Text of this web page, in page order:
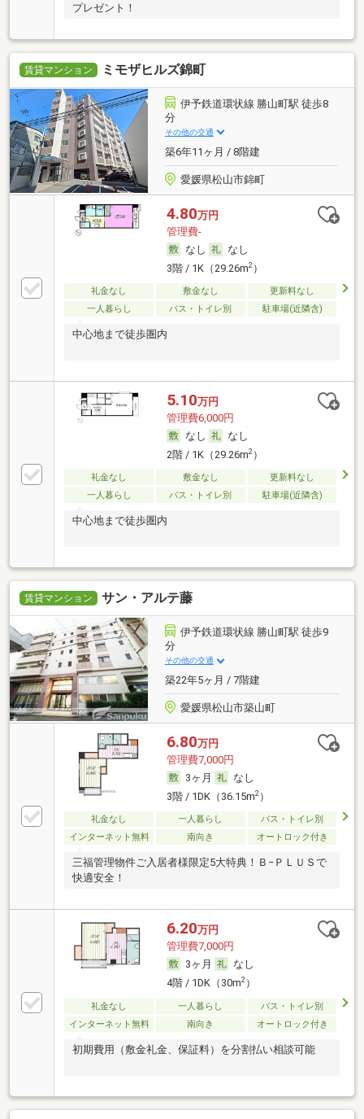
プレゼント！
賃貸マンション ミモザヒルズ錦町
伊予鉄道環状線 勝山町駅 徒歩8
分
その他の交通
築6年11ヶ月 / 8階建
愛媛県松山市錦町
4.80万円
管理費-
なし
なし
3階 / 1K（29.26m2）
礼金なし 敷金なし
更新料なし
一人暮らし
バス・トイレ別 駐車場(近隣含)
中心地まで徒歩圏内
5.10万円
管理費6,000円
なし
なし
2階 / 1K（29.26m2）
礼金なし 敷金なし
更新料なし
一人暮らし
バス・トイレ別 駐車場(近隣含)
中心地まで徒歩圏内
賃貸マンション サン・アルテ藤
伊予鉄道環状線 勝山町駅 徒歩9
分
その他の交通
築22年5ヶ月 / 7階建
愛媛県松山市築山町
6.80万円
管理費7,000円
3ヶ月
なし
3階 / 1DK（36.15m2）
礼金なし 一人暮らし
バス・トイレ別
インターネット無料
南向き オートロック付き
三福管理物件ご入居者様限定5大特典！Ｂ−ＰＬＵＳで
快適安全！
6.20万円
管理費7,000円
3ヶ月
なし
4階 / 1DK（30m2）
礼金なし 一人暮らし
バス・トイレ別
インターネット無料
南向き オートロック付き
初期費用（敷金礼金、保証料）を分割払い相談可能